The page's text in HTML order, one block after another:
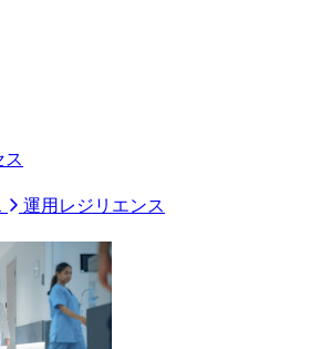
ス
運用レジリエンス